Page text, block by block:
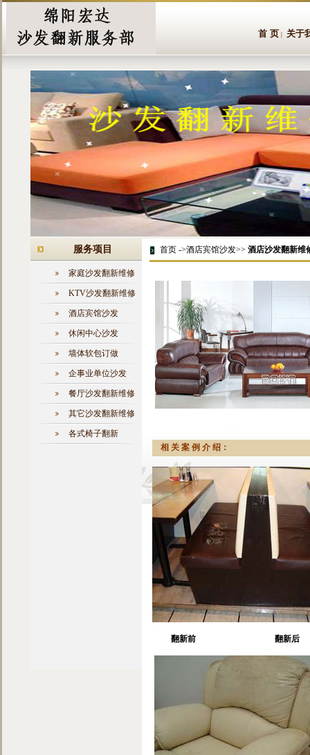
首 页 关于
服务项目
家庭沙发翻新维修
KTV沙发翻新维修
酒店宾馆沙发
休闲中心沙发
墙体软包订做
企事业单位沙发
餐厅沙发翻新维修
其它沙发翻新维修
各式椅子翻新
首页 ->酒店宾馆沙发>> 酒店沙发翻新维
相 关 案 例 介 绍：
翻新前                                      翻新后